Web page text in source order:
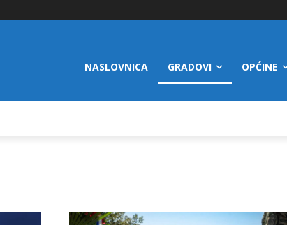
NASLOVNICA GRADOVI OPĆINE